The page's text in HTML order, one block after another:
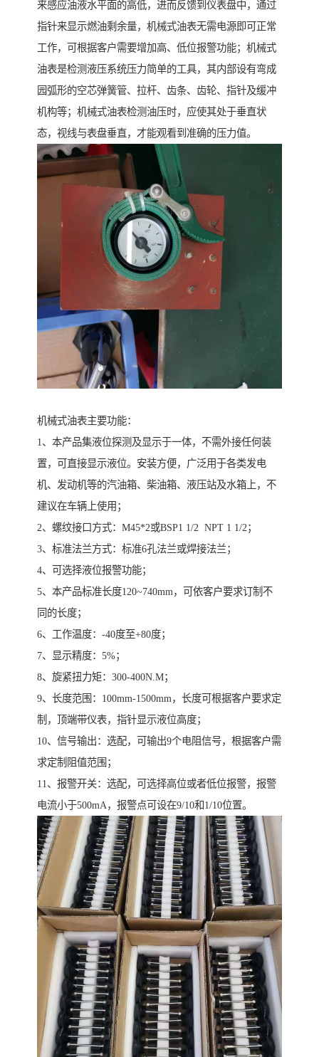
来感应油液水平面的高低，进而反馈到仪表盘中，通过
指针来显示燃油剩余量，机械式油表无需电源即可正常
工作，可根据客户需要增加高、低位报警功能；机械式
油表是检测液压系统压力简单的工具，其内部设有弯成
园弧形的空芯弹簧管、拉杆、齿条、齿轮、指针及缓冲
机构等；机械式油表检测油压时，应使其处于垂直状
态，视线与表盘垂直，才能观看到准确的压力值。
机械式油表主要功能：
1、本产品集液位探测及显示于一体，不需外接任何装
置，可直接显示液位。安装方便，广泛用于各类发电
机、发动机等的汽油箱、柴油箱、液压站及水箱上，不
建议在车辆上使用；
2、螺纹接口方式：M45*2或BSP1 1/2 NPT 1 1/2；
3、标准法兰方式：标准6孔法兰或焊接法兰；
4、可选择液位报警功能；
5、本产品标准长度120~740mm，可依客户要求订制不
同的长度；
6、工作温度：-40度至+80度；
7、显示精度：5%；
8、旋紧扭力矩：300-400N.M；
9、长度范围：100mm-1500mm，长度可根据客户要求定
制，顶端带仪表，指针显示液位高度；
10、信号输出：选配，可输出9个电阻信号，根据客户需
求定制阻值范围；
11、报警开关：选配，可选择高位或者低位报警，报警
电流小于500mA，报警点可设在9/10和1/10位置。